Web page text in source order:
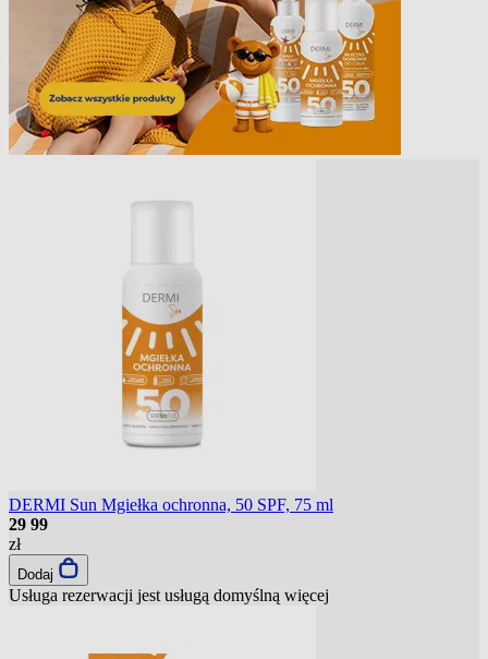
DERMI Sun Mgiełka ochronna, 50 SPF, 75 ml
29 99
zł
Dodaj
Usługa rezerwacji jest usługą domyślną więcej